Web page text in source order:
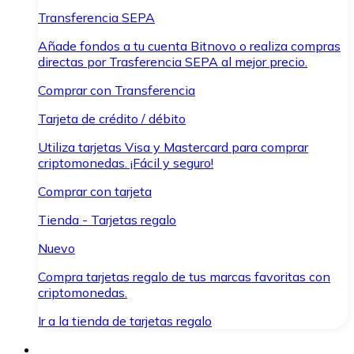
Transferencia SEPA
Añade fondos a tu cuenta Bitnovo o realiza compras
directas por Trasferencia SEPA al mejor precio.
Comprar con Transferencia
Tarjeta de crédito / débito
Utiliza tarjetas Visa y Mastercard para comprar
criptomonedas. ¡Fácil y seguro!
Comprar con tarjeta
Tienda - Tarjetas regalo
Nuevo
Compra tarjetas regalo de tus marcas favoritas con
criptomonedas.
Ir a la tienda de tarjetas regalo